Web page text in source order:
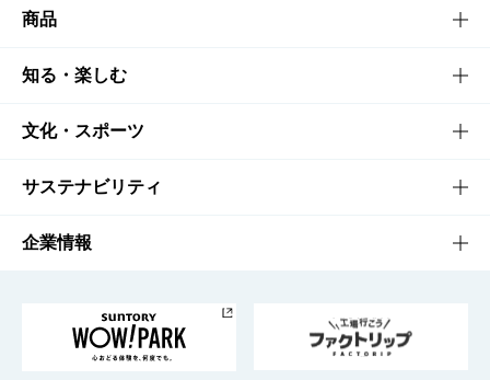
商品
商品TOP
商品一覧
商品発売情報
栄養成分一覧
知る・楽しむ
知る・楽しむTOP
キャンペーン
工場見学
地域情報
文化・スポーツ
文化・スポーツTOP
サントリーホール
サントリーサンバーズ大阪
サステナビリティ
サステナビリティTOP
サントリーが考えるサステナビリティ経営
企業情報
企業概要